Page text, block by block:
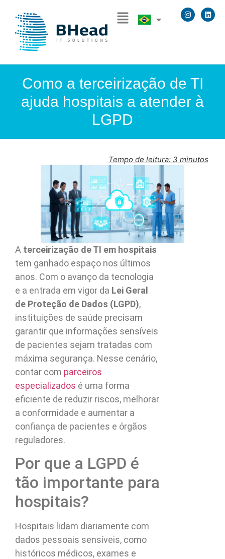
Como a terceirização de TI
ajuda hospitais a atender à
LGPD
Tempo de leitura: 3 minutos
A terceirização de TI em hospitais
tem ganhado espaço nos últimos
anos. Com o avanço da tecnologia
e a entrada em vigor da Lei Geral
de Proteção de Dados (LGPD),
instituições de saúde precisam
garantir que informações sensíveis
de pacientes sejam tratadas com
máxima segurança. Nesse cenário,
contar com parceiros
especializados é uma forma
eficiente de reduzir riscos, melhorar
a conformidade e aumentar a
confiança de pacientes e órgãos
reguladores.
Por que a LGPD é
tão importante para
hospitais?
Hospitais lidam diariamente com
dados pessoais sensíveis, como
históricos médicos, exames e